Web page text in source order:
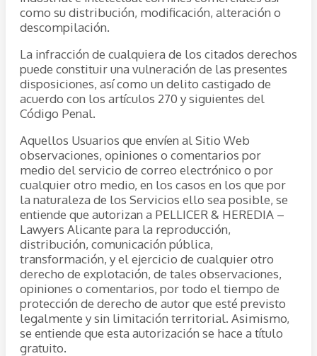
como su distribución, modificación, alteración o
descompilación.
La infracción de cualquiera de los citados derechos
puede constituir una vulneración de las presentes
disposiciones, así como un delito castigado de
acuerdo con los artículos 270 y siguientes del
Código Penal.
Aquellos Usuarios que envíen al Sitio Web
observaciones, opiniones o comentarios por
medio del servicio de correo electrónico o por
cualquier otro medio, en los casos en los que por
la naturaleza de los Servicios ello sea posible, se
entiende que autorizan a PELLICER & HEREDIA –
Lawyers Alicante para la reproducción,
distribución, comunicación pública,
transformación, y el ejercicio de cualquier otro
derecho de explotación, de tales observaciones,
opiniones o comentarios, por todo el tiempo de
protección de derecho de autor que esté previsto
legalmente y sin limitación territorial. Asimismo,
se entiende que esta autorización se hace a título
gratuito.